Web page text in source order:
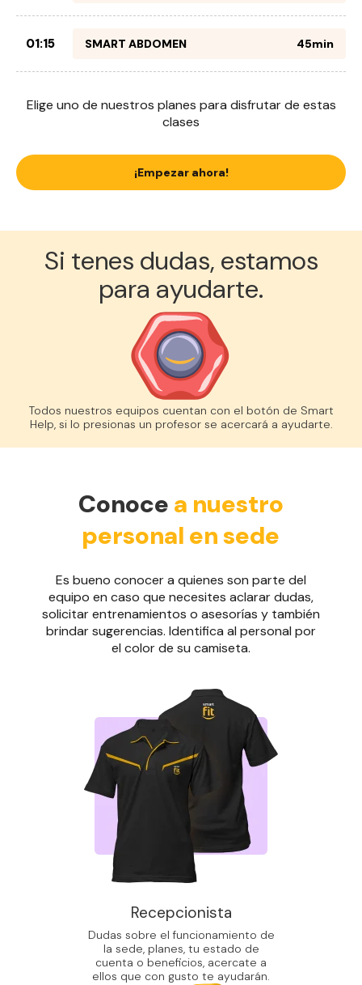
01:15 SMART ABDOMEN 45min
Elige uno de nuestros planes para disfrutar de estas
clases
¡Empezar ahora!
Si tenes dudas, estamos
para ayudarte.
Todos nuestros equipos cuentan con el botón de Smart
Help, si lo presionas un profesor se acercará a ayudarte.
Conoce a nuestro
personal en sede
Es bueno conocer a quienes son parte del
equipo en caso que necesites aclarar dudas,
solicitar entrenamientos o asesorías y también
brindar sugerencias. Identifica al personal por
el color de su camiseta.
Recepcionista
Dudas sobre el funcionamiento de
la sede, planes, tu estado de
cuenta o beneficios, acercate a
ellos que con gusto te ayudarán.